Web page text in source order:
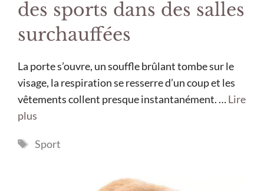
des sports dans des salles
surchauffées
La porte s’ouvre, un souffle brûlant tombe sur le
visage, la respiration se resserre d’un coup et les
vêtements collent presque instantanément. …Lire
plus
Étiquettes
Sport